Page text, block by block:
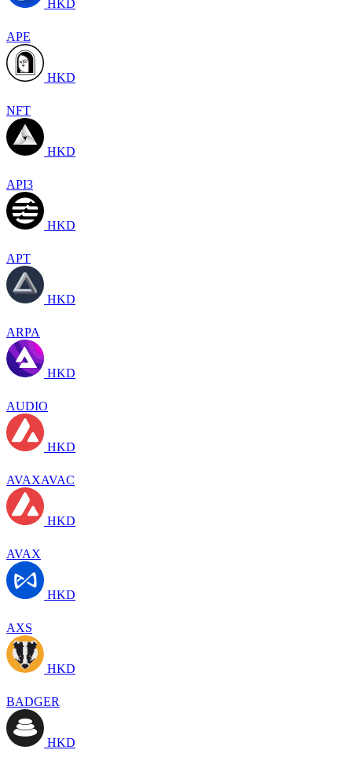
HKD
APE
HKD
NFT
HKD
API3
HKD
APT
HKD
ARPA
HKD
AUDIO
HKD
AVAXAVAC
HKD
AVAX
HKD
AXS
HKD
BADGER
HKD